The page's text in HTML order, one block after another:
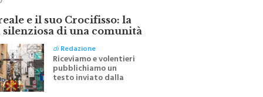
e il suo Crocifisso: la
silenziosa di una comunità
diRedazione
Riceviamo e volentieri
pubblichiamo un
testo inviato dalla